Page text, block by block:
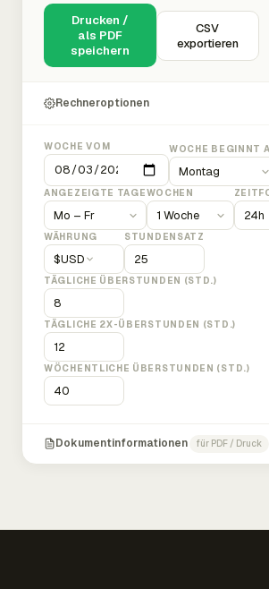
Drucken /
als PDF
speichern
CSV
exportieren
Rechneroptionen
WOCHE VOM WOCHE BEGINNT
ANGEZEIGTE TAGEWOCHEN
WÄHRUNG
$USD
STUNDENSATZ
TÄGLICHE ÜBERSTUNDEN (STD.)
TÄGLICHE 2X-ÜBERSTUNDEN (STD.)
WÖCHENTLICHE ÜBERSTUNDEN (STD.)
Dokumentinformationen für PDF / Druck